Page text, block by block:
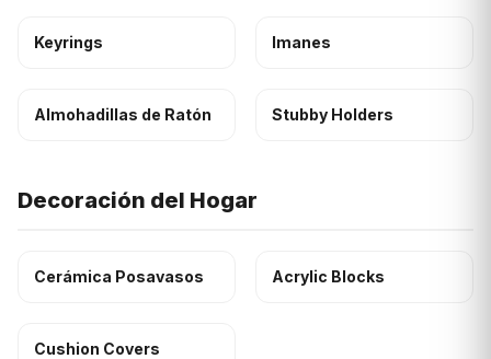
Keyrings Imanes
Almohadillas de Ratón Stubby Holders
Decoración del Hogar
Cerámica Posavasos Acrylic Blocks
Cushion Covers